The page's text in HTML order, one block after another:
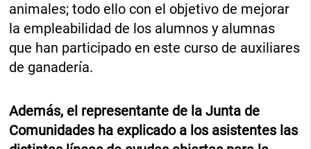
animales; todo ello con el objetivo de mejorar
la empleabilidad de los alumnos y alumnas
que han participado en este curso de auxiliares
de ganadería.
Además, el representante de la Junta de
Comunidades ha explicado a los asistentes las